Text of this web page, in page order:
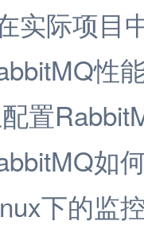
实际项目
性
置
如
下的监